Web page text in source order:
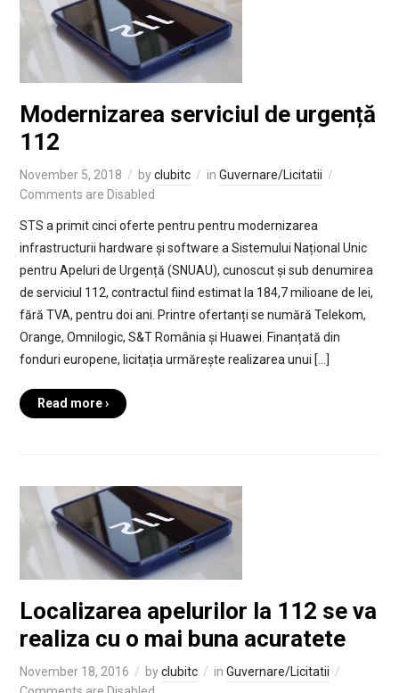
Modernizarea serviciul de urgență
112
November 5, 2018 byclubitc in Guvernare/Licitatii
Comments are Disabled
STS a primit cinci oferte pentru pentru modernizarea
infrastructurii hardware și software a Sistemului Național Unic
pentru Apeluri de Urgență (SNUAU), cunoscut și sub denumirea
de serviciul 112, contractul fiind estimat la 184,7 milioane de lei,
fără TVA, pentru doi ani. Printre ofertanți se numără Telekom,
Orange, Omnilogic, S&T România și Huawei. Finanțată din
fonduri europene, licitația urmărește realizarea unui […]
Read more ›
Localizarea apelurilor la 112 se va
realiza cu o mai buna acuratete
November 18, 2016 byclubitc in Guvernare/Licitatii